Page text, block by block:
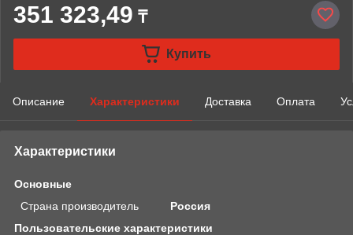
351 323,49 ₸
Купить
Описание Характеристики Доставка Оплата
Характеристики
Основные
Страна производитель
Россия
Пользовательские характеристики